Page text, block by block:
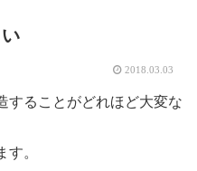
2018.03.03
することがどれほど大変な
。